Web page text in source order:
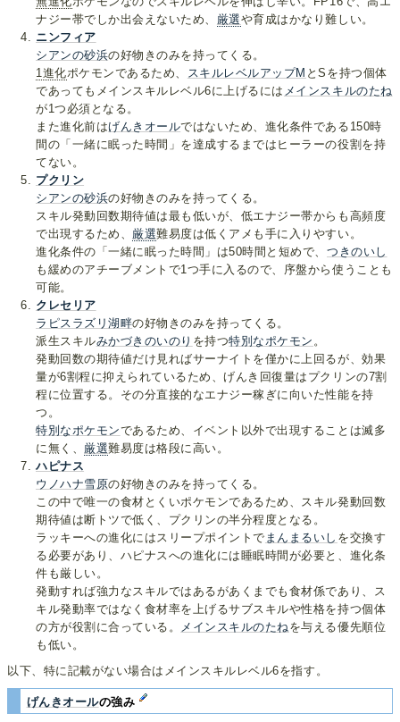
ナジー帯でしか出会えないため、 厳選や育成はかなり難しい。
ニンフィア
シアンの砂浜の好物きのみを持ってくる。
1進化ポケモンであるため、 スキルレベルアップM とSを持つ個体
であってもメインスキルレベル6に上げるには メインスキルのたね
が1つ必須となる。
また進化前はげんきオールではないため、進化条件である150時
間の「一緒に眠った時間」を達成するまではヒーラーの役割を持
てない。
プクリン
シアンの砂浜の好物きのみを持ってくる。
スキル発動回数期待値は最も低いが、低エナジー帯からも高頻度
で出現するため、 厳選難易度は低くアメも手に入りやすい。
進化条件の「一緒に眠った時間」は50時間と短めで、 つきのいし
も緩めのアチーブメントで1つ手に入るので、序盤から使うことも
可能。
クレセリア
ラピスラズリ湖畔の好物きのみを持ってくる。
派生スキルみかづきのいのり を持つ特別なポケモン 。
発動回数の期待値だけ見ればサーナイトを僅かに上回るが、効果
量が6割程に抑えられているため、げんき回復量はプクリンの7割
程に位置する。その分直接的なエナジー稼ぎに向いた性能を持
つ。
特別なポケモンであるため、イベント以外で出現することは滅多
に無く、 厳選難易度は格段に高い。
ハピナス
ウノハナ雪原の好物きのみを持ってくる。
この中で唯一の食材とくいポケモンであるため、スキル発動回数
期待値は断トツで低く、プクリンの半分程度となる。
ラッキーへの進化にはスリープポイントで まんまるいし を交換す
る必要があり、ハピナスへの進化には睡眠時間が必要と、進化条
件も厳しい。
発動すれば強力なスキルではあるがあくまでも食材係であり、ス
キル発動率ではなく食材率を上げるサブスキルや性格を持つ個体
の方が役割に合っている。
メインスキルのたね を与える優先順位
も低い。
以下、特に記載がない場合はメインスキルレベル6を指す。
げんきオールの強み